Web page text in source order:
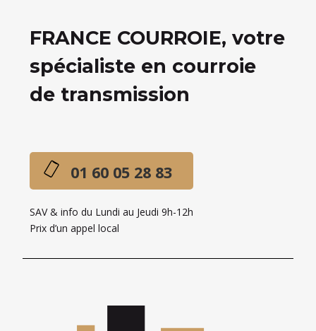
FRANCE COURROIE, votre
spécialiste en courroie
de transmission
01 60 05 28 83
SAV & info du Lundi au Jeudi 9h-12h
Prix d’un appel local